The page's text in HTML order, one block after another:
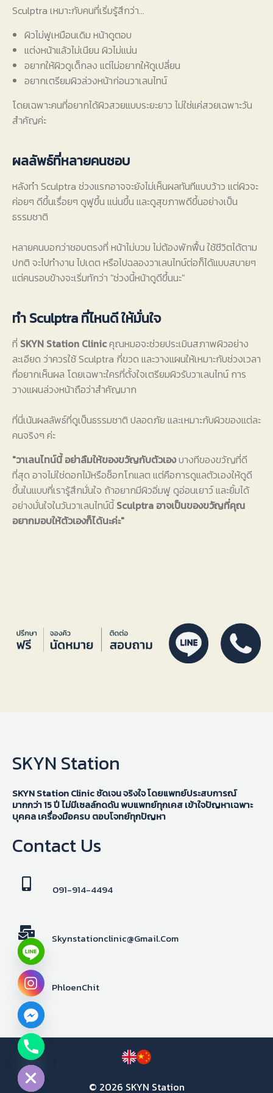
Sculptra เหมาะกับคนที่เริ่มรู้สึกว่า...
ผิวไม่ฟูเหมือนเดิม หน้าดูตอบ
แต่งหน้าแล้วไม่เนียน ผิวไม่แน่น
อยากให้ผิวดูเด็กลง แต่ไม่อยากให้ดูเปลี่ยน
อยากเตรียมผิวล่วงหน้าก่อนวาเลนไทน์
โดยเฉพาะคนที่อยากได้ผิวสวยแบบระยะยาว ไม่ใช่แค่สวยเฉพาะวัน
สำคัญค่ะ
ผลลัพธ์ที่หลายคนชอบ
หลังทำ Sculptra ช่วงแรกอาจจะยังไม่เห็นผลทันทีแบบว้าว แต่ผิวจะ
ค่อยๆ ดีขึ้นเรื่อยๆ ดูฟูขึ้น แน่นขึ้น และดูสุขภาพดีขึ้นอย่างเป็น
ธรรมชาติ
หลายคนบอกว่าชอบตรงที่ หน้าไม่บวม ไม่ต้องพักฟื้น ใช้ชีวิตได้ตาม
ปกติ จะไปทำงาน ไปเดต หรือไปฉลองวาเลนไทน์ต่อก็ได้แบบสบายๆ
แต่คนรอบข้างจะเริ่มทักว่า "ช่วงนี้หน้าดูดีขึ้นนะ"
ทำ Sculptra ที่ไหนดี ให้มั่นใจ
ที่ SKYN Station Clinicคุณหมอจะช่วยประเมินสภาพผิวอย่าง
ละเอียด ว่าควรใช้ Sculptra กี่ขวด และวางแผนให้เหมาะกับช่วงเวลา
ที่อยากเห็นผล โดยเฉพาะใครที่ตั้งใจเตรียมผิวรับวาเลนไทน์ การ
วางแผนล่วงหน้าถือว่าสำคัญมาก
ที่นี่เน้นผลลัพธ์ที่ดูเป็นธรรมชาติ ปลอดภัย และเหมาะกับผิวของแต่ละ
คนจริงๆ ค่ะ
"วาเลนไทน์นี้ อย่าลืมให้ของขวัญกับตัวเองบางทีของขวัญที่ดี
ที่สุด อาจไม่ใช่ดอกไม้หรือช็อกโกแลต แต่คือการดูแลตัวเองให้ดูดี
ขึ้นในแบบที่เรารู้สึกมั่นใจ ถ้าอยากมีผิวอิ่มฟู ดูอ่อนเยาว์ และยิ้มได้
อย่างมั่นใจในวันวาเลนไทน์นี้Sculptra อาจเป็นของขวัญที่คุณ
อยากมอบให้ตัวเองก็ได้นะค่ะ"
SKYN Station
SKYN Station Clinic ชัดเจน จริงใจ โดยแพทย์ประสบการณ์
มากกว่า 15 ปี ไม่มีเซลล์กดดัน พบแพทย์ทุกเคส เข้าใจปัญหาเฉพาะ
บุคคล เครื่องมือครบ ตอบโจทย์ทุกปัญหา
Contact Us
091-914-4494
Skynstationclinic@gmail.com
PhloenChit
© 2026 SKYN Station
Hide
chaty